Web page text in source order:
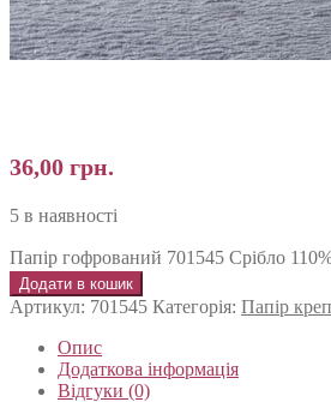
36,00 грн.
5 в наявності
Папір гофрований 701545 Срібло
Додати в кошик
Артикул: 701545 Категорія: Папір
Опис
Додаткова інформація
Відгуки (0)